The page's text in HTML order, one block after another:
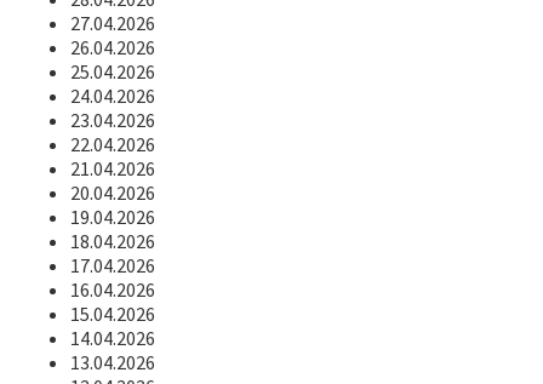
27.04.2026
26.04.2026
25.04.2026
24.04.2026
23.04.2026
22.04.2026
21.04.2026
20.04.2026
19.04.2026
18.04.2026
17.04.2026
16.04.2026
15.04.2026
14.04.2026
13.04.2026